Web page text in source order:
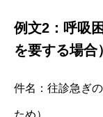
例文2：呼吸
を要する場合）
件名：往診急ぎ